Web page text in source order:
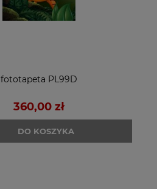
fototapeta PL99D
360,00 zł
DO KOSZYKA